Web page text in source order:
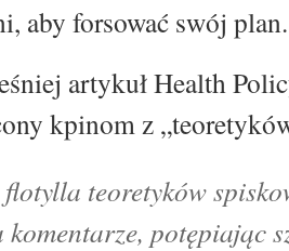
aby forsować swój plan.
artykuł Health
kpinom z
flotylla teoretyków
komentarze, potępiając